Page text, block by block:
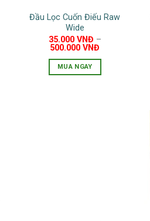
Đầu Lọc Cuốn Điếu Raw
Wide
35.000 VNĐ –
500.000VNĐ
MUA NGAY